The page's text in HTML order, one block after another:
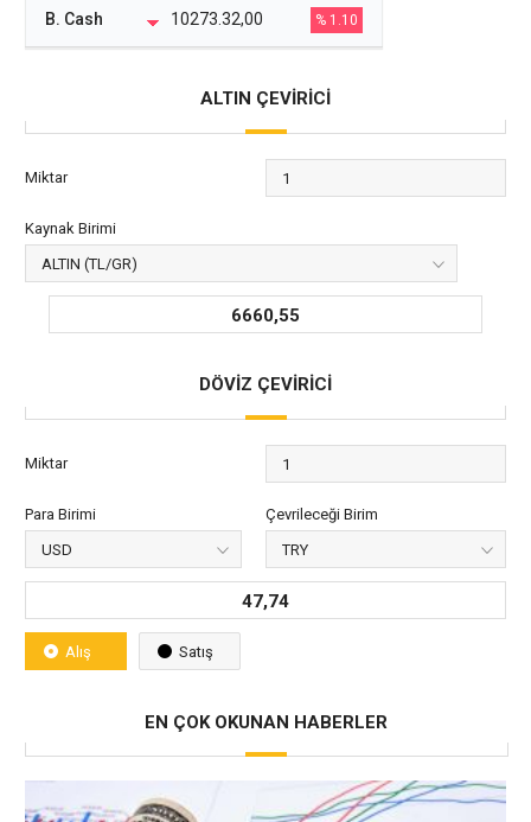
B. Cash 10273.32,00 % 1.10
ALTIN ÇEVİRİCİ
Miktar
Kaynak Birimi
6660,55
DÖVİZ ÇEVİRİCİ
Miktar
Para Birimi Çevrileceği Birim
47,74
Alış Satış
EN ÇOK OKUNAN HABERLER